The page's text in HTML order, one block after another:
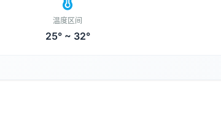
温度区间
25° ~ 32°